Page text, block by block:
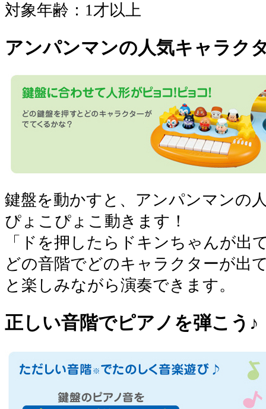
対象年齢：1才以上
アンパンマンの人気キャラク
鍵盤を動かすと、アンパンマンの
ぴょこぴょこ動きます！
「ドを押したらドキンちゃんが出
どの音階でどのキャラクターが出
と楽しみながら演奏できます。
正しい音階でピアノを弾こう♪